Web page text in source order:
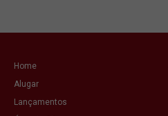
Home
Alugar
Lançamentos